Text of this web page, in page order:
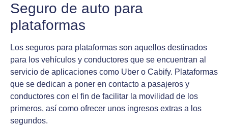
Seguro de auto para
plataformas
Los seguros para plataformas son aquellos destinados
para los vehículos y conductores que se encuentran al
servicio de aplicaciones como Uber o Cabify. Plataformas
que se dedican a poner en contacto a pasajeros y
conductores con el fin de facilitar la movilidad de los
primeros, así como ofrecer unos ingresos extras a los
segundos.